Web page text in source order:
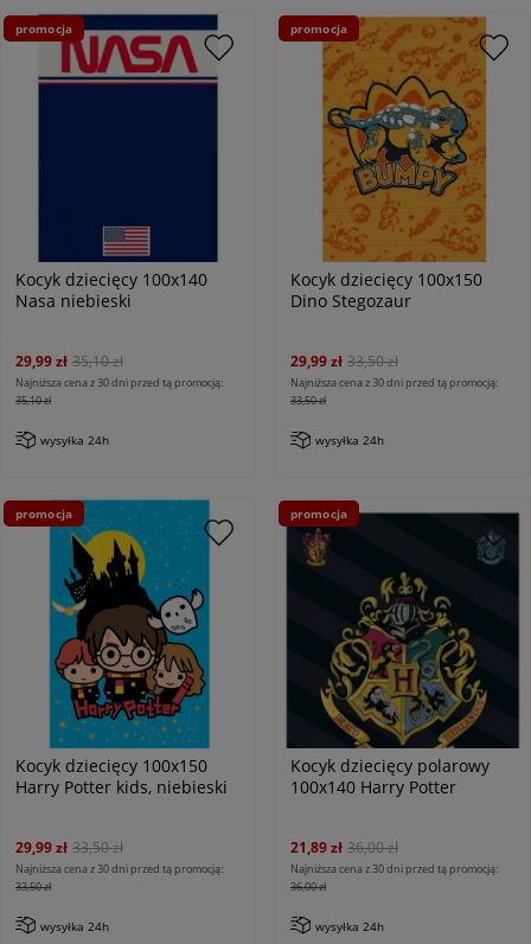
Kocyk dziecięcy 100x140
Nasa niebieski
29,99 zł 35,10 zł
Najniższa cena z 30 dni przed tą promocją:
35,10 zł
wysyłka 24h
promocja
Kocyk dziecięcy 100x150
Dino Stegozaur
29,99 zł 33,50 zł
Najniższa cena z 30 dni przed tą promocją:
33,50 zł
wysyłka 24h
promocja
Kocyk dziecięcy 100x150
Harry Potter kids, niebieski
29,99 zł 33,50 zł
Najniższa cena z 30 dni przed tą promocją:
33,50 zł
wysyłka 24h
promocja
Kocyk dziecięcy polarowy
100x140 Harry Potter
21,89 zł 36,00 zł
Najniższa cena z 30 dni przed tą promocją:
36,00 zł
wysyłka 24h
promocja